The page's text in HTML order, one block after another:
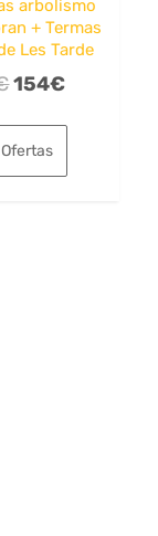
arbolismo
+ Termas
Les Tarde
El
original
era:
154€El
es: